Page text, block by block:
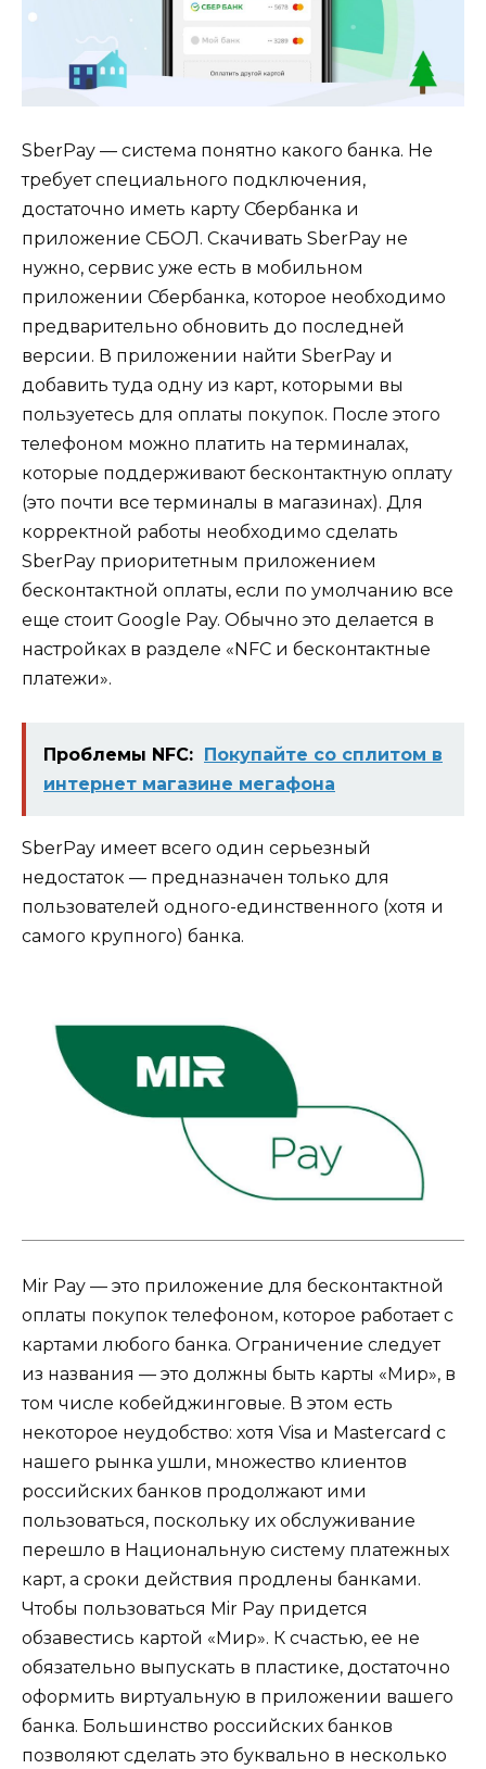
SberPay — система понятно какого банка. Не
требует специального подключения,
достаточно иметь карту Сбербанка и
приложение СБОЛ. Скачивать SberPay не
нужно, сервис уже есть в мобильном
приложении Сбербанка, которое необходимо
предварительно обновить до последней
версии. В приложении найти SberPay и
добавить туда одну из карт, которыми вы
пользуетесь для оплаты покупок. После этого
телефоном можно платить на терминалах,
которые поддерживают бесконтактную оплату
(это почти все терминалы в магазинах). Для
корректной работы необходимо сделать
SberPay приоритетным приложением
бесконтактной оплаты, если по умолчанию все
еще стоит Google Pay. Обычно это делается в
настройках в разделе «NFC и бесконтактные
платежи».
Проблемы NFC:
Покупайте со сплитом в
интернет магазине мегафона
SberPay имеет всего один серьезный
недостаток — предназначен только для
пользователей одного-единственного (хотя и
самого крупного) банка.
Mir Pay — это приложение для бесконтактной
оплаты покупок телефоном, которое работает с
картами любого банка. Ограничение следует
из названия — это должны быть карты «Мир», в
том числе кобейджинговые. В этом есть
некоторое неудобство: хотя Visa и Mastercard с
нашего рынка ушли, множество клиентов
российских банков продолжают ими
пользоваться, поскольку их обслуживание
перешло в Национальную систему платежных
карт, а сроки действия продлены банками.
Чтобы пользоваться Mir Pay придется
обзавестись картой «Мир». К счастью, ее не
обязательно выпускать в пластике, достаточно
оформить виртуальную в приложении вашего
банка. Большинство российских банков
позволяют сделать это буквально в несколько